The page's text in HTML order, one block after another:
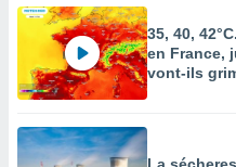
35, 40,
en France,
vont-ils